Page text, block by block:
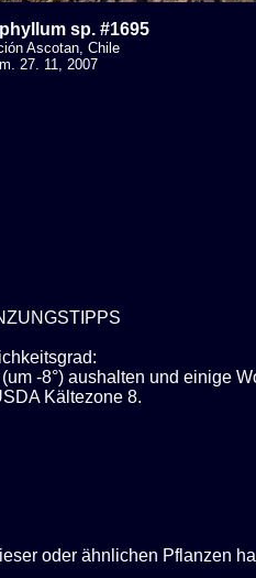
sp. #1695
Ascotan, Chile
27. 11, 2007
-8°) aushalten und einige
Kältezone 8.
oder ähnlichen Pflanzen